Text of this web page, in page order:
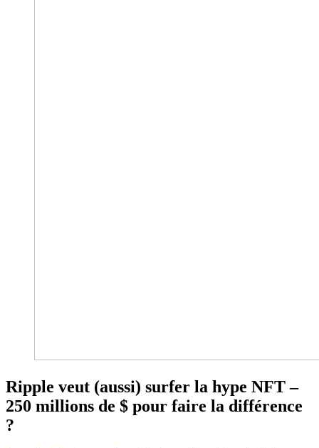
Ripple veut (aussi) surfer la hype NFT –
250 millions de $ pour faire la différence
?